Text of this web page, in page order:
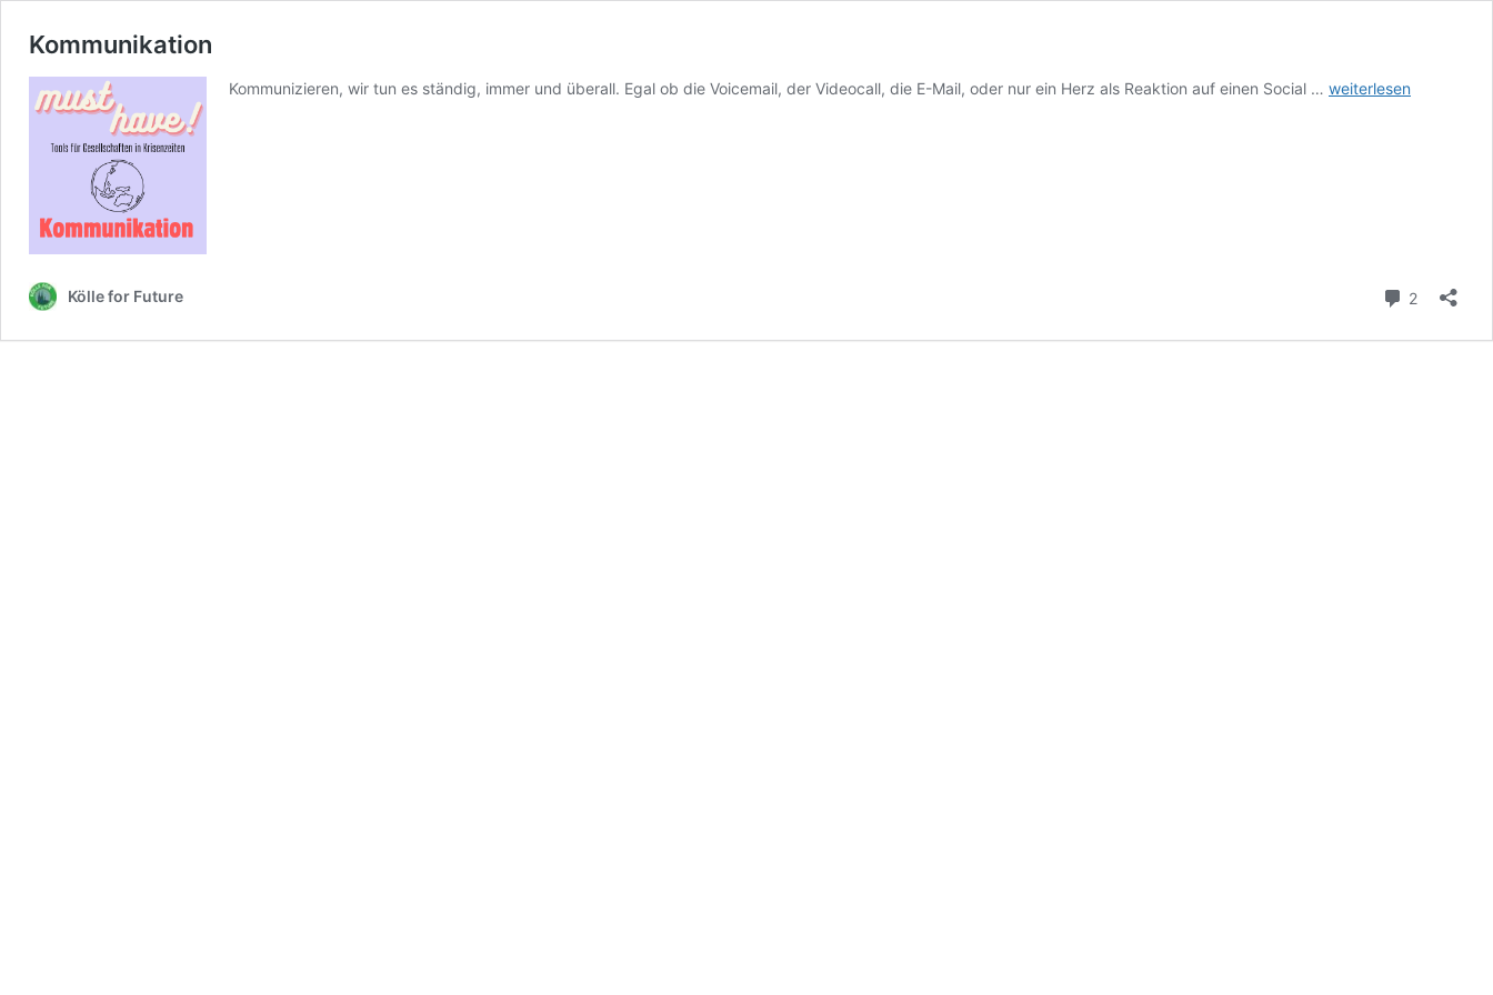
Kommunikation
Kommunizieren, wir tun es ständig, immer und überall. Egal ob die Voicemail, der Videocall, die E-Mail, oder nur ein Herz als Reaktion auf einen Social … Kommunikation
weiterlesen
Kölle for Future 2